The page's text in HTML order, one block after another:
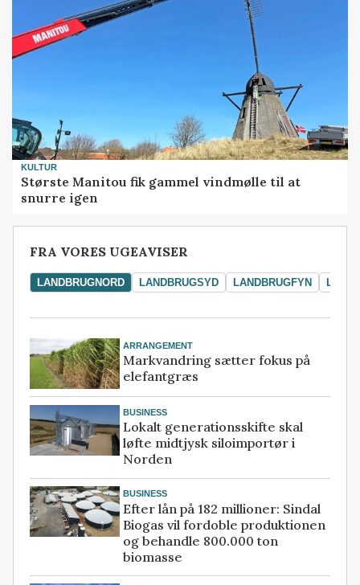
KULTUR
Største Manitou fik gammel vindmølle til at
snurre igen
FRA VORES UGEAVISER
LANDBRUGNORD LANDBRUGSYD LANDBRUGFYN
ARRANGEMENT
Markvandring sætter fokus på
elefantgræs
BUSINESS
Lokalt generationsskifte skal
løfte midtjysk siloimportør i
Norden
BUSINESS
Efter lån på 182 millioner: Sindal
Biogas vil fordoble produktionen
og behandle 800.000 ton
biomasse